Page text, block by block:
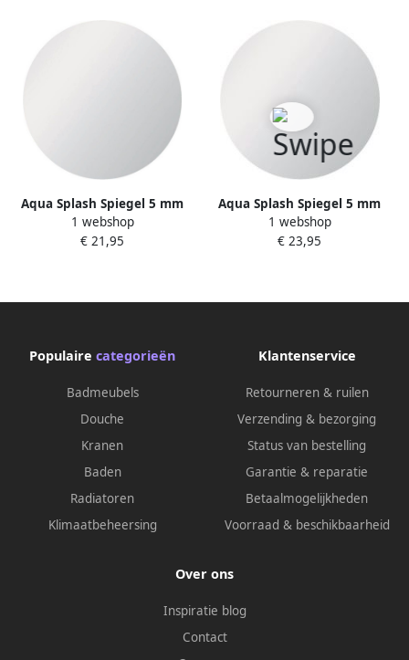
Aqua Splash Spiegel 5 mm
Rond 60 cm
1 webshop
€ 21,95
Aqua Splash Spiegel 5 mm
Rond 50 cm
1 webshop
€ 23,95
Populaire categorieën
Badmeubels
Douche
Kranen
Baden
Radiatoren
Klimaatbeheersing
Klantenservice
Retourneren & ruilen
Verzending & bezorging
Status van bestelling
Garantie & reparatie
Betaalmogelijkheden
Voorraad & beschikbaarheid
Over ons
Inspiratie blog
Contact